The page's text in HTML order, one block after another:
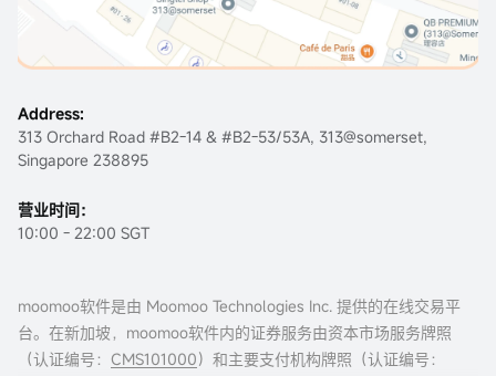
Address:
313 Orchard Road #B2-14 & #B2-53/53A, 313@somerset,
Singapore 238895
营业时间：
10:00 - 22:00 SGT
moomoo软件是由 Moomoo Technologies Inc. 提供的在线交易平
台。在新加坡，moomoo软件内的证券服务由资本市场服务牌照
（认证编号： CMS101000）和主要支付机构牌照（认证编号：